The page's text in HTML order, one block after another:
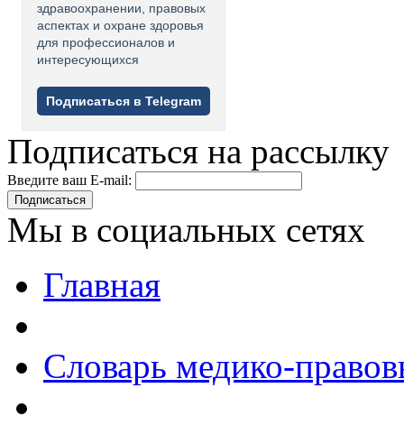
здравоохранении, правовых
аспектах и охране здоровья
для профессионалов и
интересующихся
Подписаться в Telegram
Подписаться на рассылку
Введите ваш E-mail:
Подписаться
Мы в социальных сетях
Главная
Словарь медико-